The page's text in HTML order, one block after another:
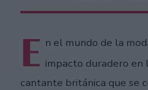
E n el mundo de la
impacto duradero en
cantante británica que se